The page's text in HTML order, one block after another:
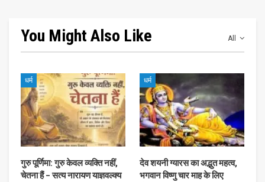
All
You Might Also Like
धर्म
गुरु पूर्णिमा: गुरु केवल व्यक्ति नहीं,
चेतना हैं – सत्य नारायण याज्ञवल्क्य
धर्म
देव शयनी ग्यारस का अद्भुत महत्व,
भगवान विष्णु चार माह के लिए